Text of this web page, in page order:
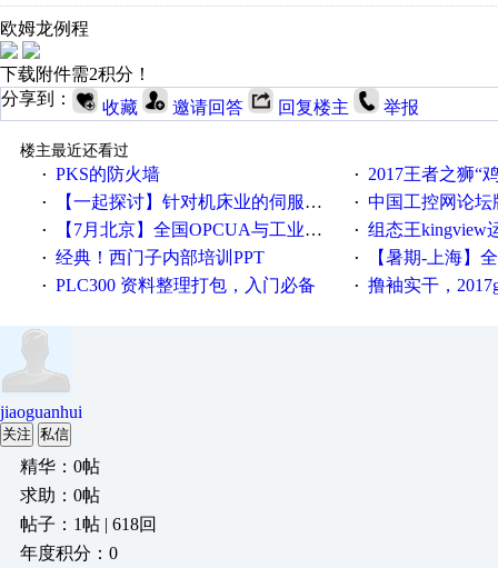
欧姆龙例程
下载附件需2积分！
分享到：
收藏 邀请回答 回复楼主 举报
楼主最近还看过
· PKS的防火墙 · 2017王者之狮“鸡”情签到
· 【一起探讨】针对机床业的伺服系统发展，您的期望是什么？ · 中国工控网论坛版
· 【7月北京】全国OPCUA与工业互联技术培训班通知！ · 组态王kingview
· 经典！西门子内部培训PPT · 【暑期-上海】全国工业
· PLC300 资料整理打包，入门必备 · 撸袖实干，2017gongkong®第
jiaoguanhui
关注 私信
精华：0帖
求助：0帖
帖子：1帖 | 618回
年度积分：0